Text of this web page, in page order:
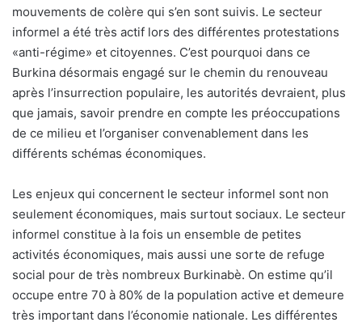
mouvements de colère qui s’en sont suivis. Le secteur
informel a été très actif lors des différentes protestations
«anti-régime» et citoyennes. C’est pourquoi dans ce
Burkina désormais engagé sur le chemin du renouveau
après l’insurrection populaire, les autorités devraient, plus
que jamais, savoir prendre en compte les préoccupations
de ce milieu et l’organiser convenablement dans les
différents schémas économiques.
Les enjeux qui concernent le secteur informel sont non
seulement économiques, mais surtout sociaux. Le secteur
informel constitue à la fois un ensemble de petites
activités économiques, mais aussi une sorte de refuge
social pour de très nombreux Burkinabè. On estime qu’il
occupe entre 70 à 80% de la population active et demeure
très important dans l’économie nationale. Les différentes